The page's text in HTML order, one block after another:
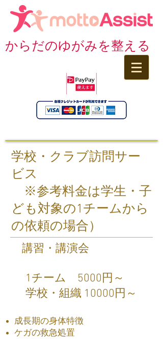
からだのゆがみを整える
学校・クラブ訪問サー
ビス
※参考料金は学生・子
ども対象の1チームから
の依頼の場合）
講習・講演会
​ 1チーム 5000円～
​ 学校・組織 10000円～
成長期の身体特徴
ケガの救急処置